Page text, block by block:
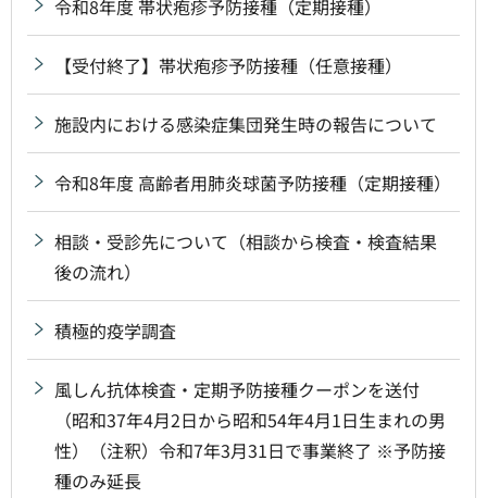
令和8年度 帯状疱疹予防接種（定期接種）
【受付終了】帯状疱疹予防接種（任意接種）
施設内における感染症集団発生時の報告について
令和8年度 高齢者用肺炎球菌予防接種（定期接種）
相談・受診先について（相談から検査・検査結果
後の流れ）
積極的疫学調査
風しん抗体検査・定期予防接種クーポンを送付
（昭和37年4月2日から昭和54年4月1日生まれの男
性）（注釈）令和7年3月31日で事業終了 ※予防接
種のみ延長